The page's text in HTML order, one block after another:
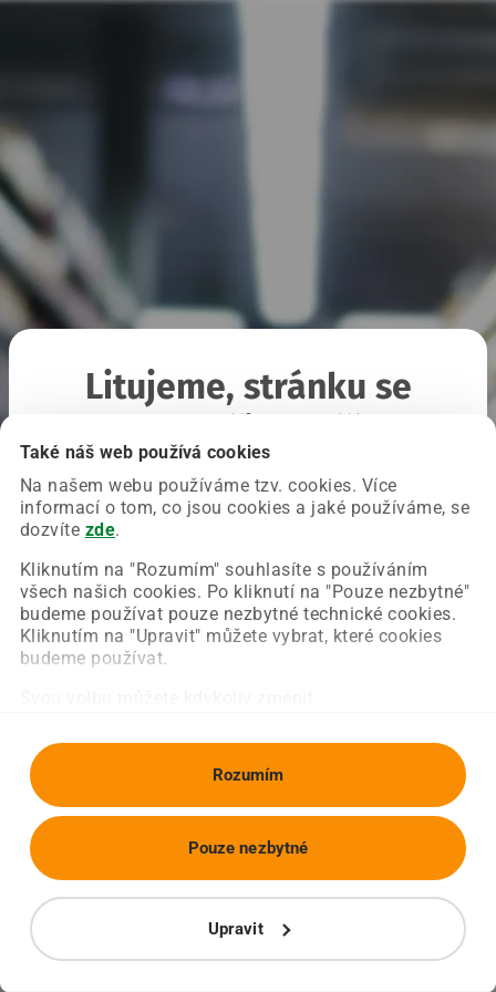
Také náš web používá cookies
Na našem webu používáme tzv. cookies. Více
informací o tom, co jsou cookies a jaké používáme, se
dozvíte zde.
Kliknutím na "Rozumím" souhlasíte s používáním
všech našich cookies. Po kliknutí na "Pouze nezbytné"
budeme používat pouze nezbytné technické cookies.
Kliknutím na "Upravit" můžete vybrat, které cookies
budeme používat.
Rozumím
Upravit
Pouze nezbytné
Litujeme, stránku se
Chyba nastala na naší straně a už ji opravujeme.
Zkuste prosím znovu načíst požadovanou stránku.
Obnovit stránku Úvodní strana